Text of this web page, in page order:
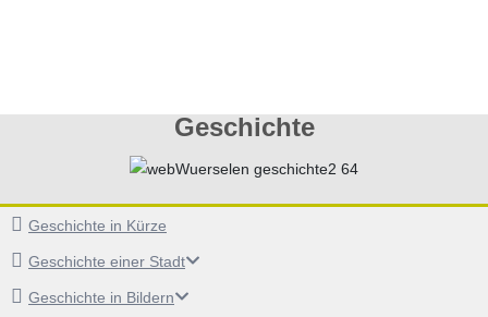
Geschichte
Geschichte in Kürze
Geschichte einer Stadt
Geschichte in Bildern